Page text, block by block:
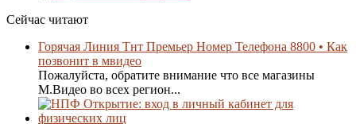
Сейчас читают
Горячая Линия Тнт Премьер Номер Телефона 8800 • Как
позвонит в мвидео
Пожалуйста, обратите внимание что все магазины
М.Видео во всех регион...